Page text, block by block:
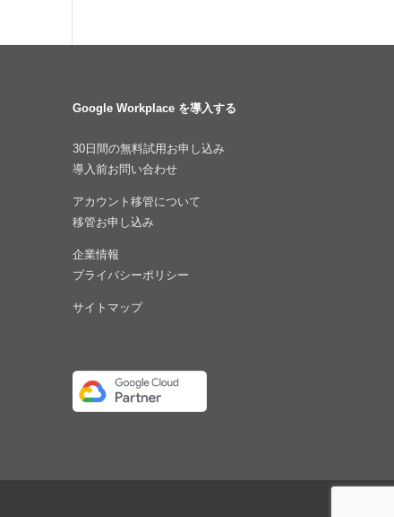
Google Workplace を導入する
30日間の無料試用お申し込み
導入前お問い合わせ
アカウント移管について
移管お申し込み
企業情報
プライバシーポリシー
サイトマップ